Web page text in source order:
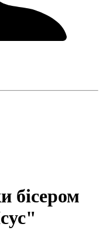
бісером